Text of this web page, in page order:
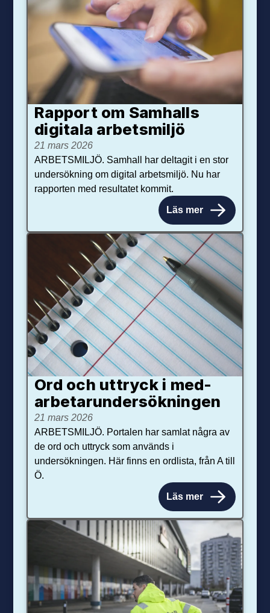
Rapport om Samhalls
digitala arbetsmiljö
21 mars 2026
ARBETSMILJÖ. Samhall har deltagit i en stor
undersökning om digital arbetsmiljö. Nu har
rapporten med resultatet kommit.
Läs mer
Ord och uttryck i med­­
arbetar­­under­sökningen
21 mars 2026
ARBETSMILJÖ. Portalen har samlat några av
de ord och uttryck som används i
undersökningen. Här finns en ordlista, från A till
Ö.
Läs mer